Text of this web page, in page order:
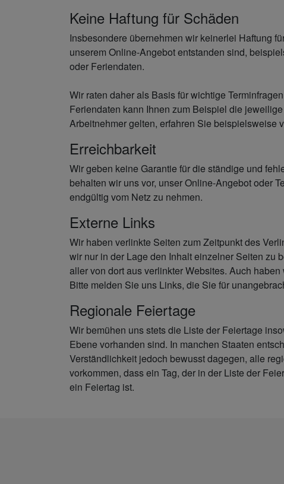
Keine Haftung für Schäden
Insbesondere übernehmen wir keinerlei Haftung
unserem Online-Angebot entstanden sind,
oder Feriendaten.
Wir raten daher als Basis für wichtige
Feriendaten kann Ihnen zum Beispiel die
Arbeitnehmer gelten, erfahren Sie beispielsweise
Erreichbarkeit
Wir geben keine Garantie für die ständige und
behalten wir uns vor, unser Online-Angebot oder
endgültig vom Netz zu nehmen.
Externe Links
Wir haben verlinkte Seiten zum Zeitpunkt des
wir nur in der Lage den Inhalt einzelner Seiten zu
aller von dort aus verlinkter Websites. Auch
Bitte melden Sie uns Links, die Sie für
Regionale Feiertage
Wir bemühen uns stets die Liste der Feiertage
Ebene vorhanden sind. In manchen Staaten
Verständlichkeit jedoch bewusst dagegen, alle
vorkommen, dass ein Tag, der in der Liste der
ein Feiertag ist.